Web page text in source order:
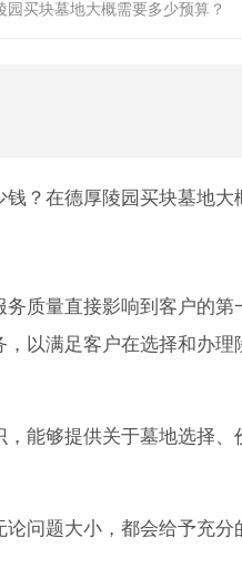
买块墓地大概需要多少预算？
？在德厚陵园买块墓地大
质量直接影响到客户的第
以满足客户在选择和办
能够提供关于墓地选择、
问题大小，都会给予充分